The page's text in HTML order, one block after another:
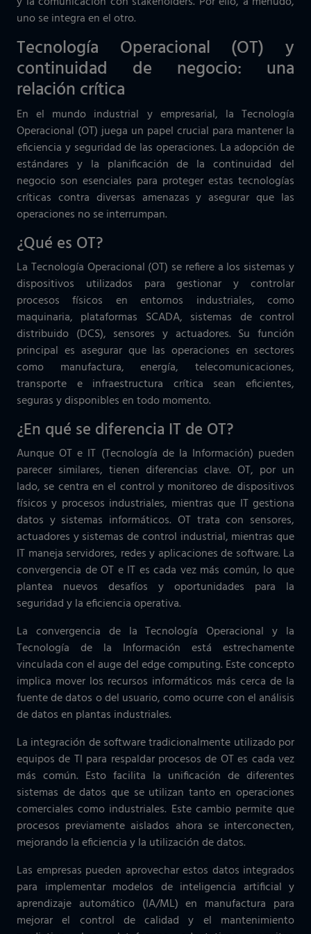
uno se integra en el otro.
Tecnología Operacional (OT) y
continuidad de negocio: una
relación crítica
En el mundo industrial y empresarial, la Tecnología
Operacional (OT) juega un papel crucial para mantener la
eficiencia y seguridad de las operaciones. La adopción de
estándares y la planificación de la continuidad del
negocio son esenciales para proteger estas tecnologías
críticas contra diversas amenazas y asegurar que las
operaciones no se interrumpan.
¿Qué es OT?
La Tecnología Operacional (OT) se refiere a los sistemas y
dispositivos utilizados para gestionar y controlar
procesos físicos en entornos industriales, como
maquinaria, plataformas SCADA, sistemas de control
distribuido (DCS), sensores y actuadores. Su función
principal es asegurar que las operaciones en sectores
como manufactura, energía, telecomunicaciones,
transporte e infraestructura crítica sean eficientes,
seguras y disponibles en todo momento.
¿En qué se diferencia IT de OT?
Aunque OT e IT (Tecnología de la Información) pueden
parecer similares, tienen diferencias clave. OT, por un
lado, se centra en el control y monitoreo de dispositivos
físicos y procesos industriales, mientras que IT gestiona
datos y sistemas informáticos. OT trata con sensores,
actuadores y sistemas de control industrial, mientras que
IT maneja servidores, redes y aplicaciones de software. La
convergencia de OT e IT es cada vez más común, lo que
plantea nuevos desafíos y oportunidades para la
seguridad y la eficiencia operativa.
La convergencia de la Tecnología Operacional y la
Tecnología de la Información está estrechamente
vinculada con el auge del edge computing. Este concepto
implica mover los recursos informáticos más cerca de la
fuente de datos o del usuario, como ocurre con el análisis
de datos en plantas industriales.
La integración de software tradicionalmente utilizado por
equipos de TI para respaldar procesos de OT es cada vez
más común. Esto facilita la unificación de diferentes
sistemas de datos que se utilizan tanto en operaciones
comerciales como industriales. Este cambio permite que
procesos previamente aislados ahora se interconecten,
mejorando la eficiencia y la utilización de datos.
Las empresas pueden aprovechar estos datos integrados
para implementar modelos de inteligencia artificial y
aprendizaje automático (IA/ML) en manufactura para
mejorar el control de calidad y el mantenimiento